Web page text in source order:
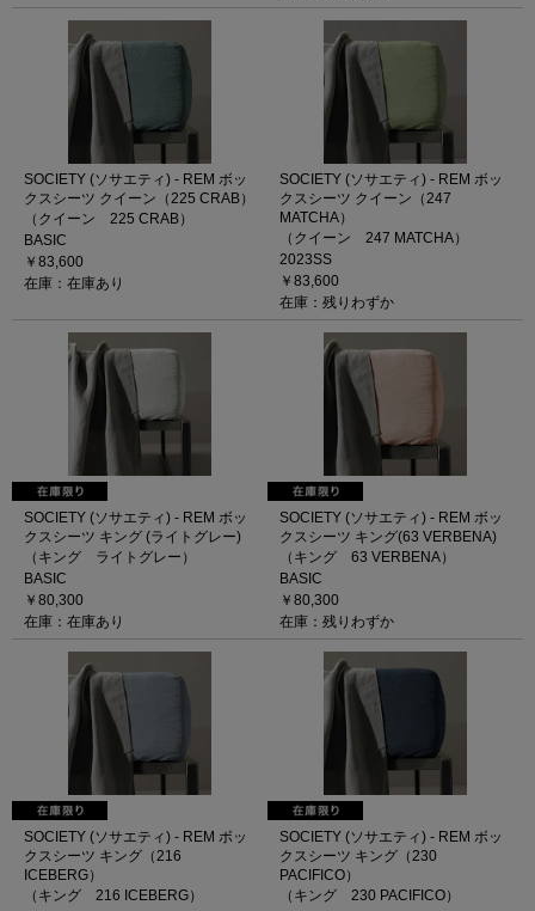
SOCIETY (ソサエティ) - REM ボッ
クスシーツ クイーン（225 CRAB）
（クイーン 225 CRAB）
BASIC
￥83,600
在庫：在庫あり
SOCIETY (ソサエティ) - REM ボッ
クスシーツ クイーン（247
MATCHA）
（クイーン 247 MATCHA）
2023SS
￥83,600
在庫：残りわずか
SOCIETY (ソサエティ) - REM ボッ
クスシーツ キング (ライトグレー)
（キング ライトグレー）
BASIC
￥80,300
在庫：在庫あり
SOCIETY (ソサエティ) - REM ボッ
クスシーツ キング(63 VERBENA)
（キング 63 VERBENA）
BASIC
￥80,300
在庫：残りわずか
SOCIETY (ソサエティ) - REM ボッ
クスシーツ キング（216
ICEBERG）
（キング 216 ICEBERG）
SOCIETY (ソサエティ) - REM ボッ
クスシーツ キング（230
PACIFICO）
（キング 230 PACIFICO）